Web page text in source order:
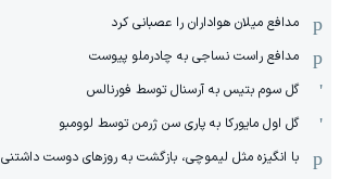
مدافع میلان هواداران را عصبانی کرد
مدافع راست نساجی به چادرملو پیوست
گل سوم بتیس به آرسنال توسط فورنالس
گل اول مایورکا به پاری سن ژرمن توسط لوومبو
با انگیزه مثل لیموچی، بازگشت به روزهای دوست داشتنی